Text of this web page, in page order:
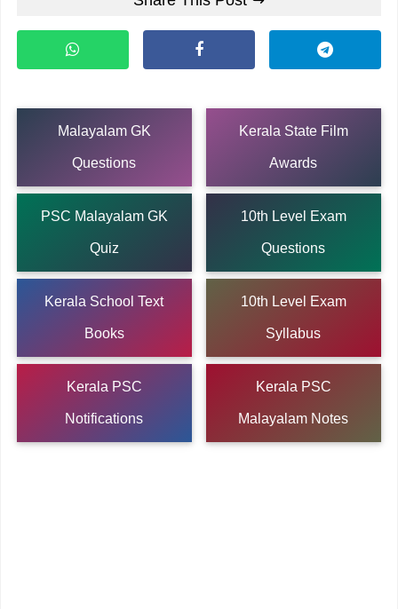
Malayalam GK
Questions
Kerala State Film
Awards
PSC Malayalam GK
Quiz
10th Level Exam
Questions
Kerala School Text
Books
10th Level Exam
Syllabus
Kerala PSC
Notifications
Kerala PSC
Malayalam Notes